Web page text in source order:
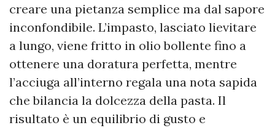
creare una pietanza semplice ma dal sapore
inconfondibile. L’impasto, lasciato lievitare
a lungo, viene fritto in olio bollente fino a
ottenere una doratura perfetta, mentre
l’acciuga all’interno regala una nota sapida
che bilancia la dolcezza della pasta. Il
risultato è un equilibrio di gusto e